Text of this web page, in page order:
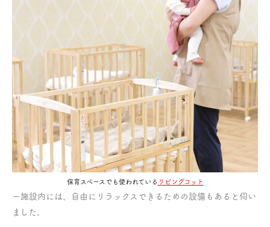
保育スペースでも使われている リビングコット
ー施設内には、自由にリラックスできるための設備もあると伺い
ました。